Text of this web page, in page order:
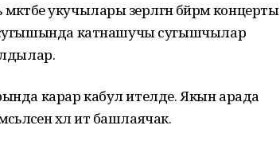
укучылары әзерләгән бәйрәм концерты
катнашучы сугышчылар
карар кабул ителде. Якын арада
хәл итә башлаячак.